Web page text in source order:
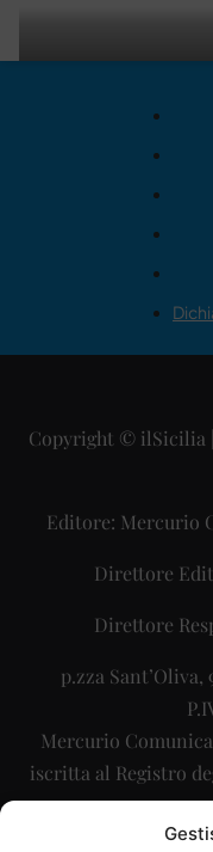
Copyright © ilSicilia
Editore: Mercurio
Direttore
Direttore
p.zza Sant’Oliva,
Mercurio
iscritta al Registro